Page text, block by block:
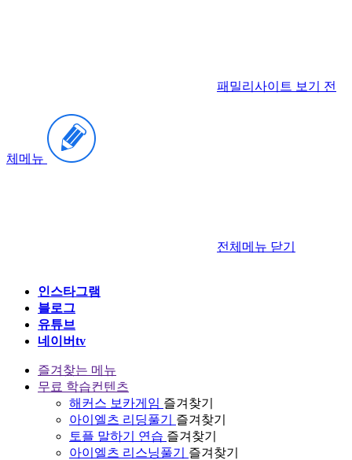
패밀리사이트 보기 전
체메뉴
전체메뉴 닫기
인스타그램
블로그
유튜브
네이버tv
즐겨찾는 메뉴
무료 학습컨텐츠
해커스 보카게임 즐겨찾기
아이엘츠 리딩풀기
즐겨찾기
토플 말하기 연습 즐겨찾기
아이엘츠 리스닝풀기
즐겨찾기